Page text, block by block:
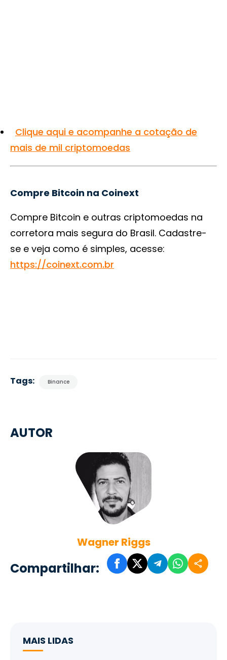
AUTOR
Wagner Riggs
Compartilhar:
Clique aqui e acompanhe a cotação de
mais de mil criptomoedas
Compre Bitcoin na Coinext
Compre Bitcoin e outras criptomoedas na
corretora mais segura do Brasil. Cadastre-
se e veja como é simples, acesse:
https://coinext.com.br
Tags: Binance
MAIS LIDAS